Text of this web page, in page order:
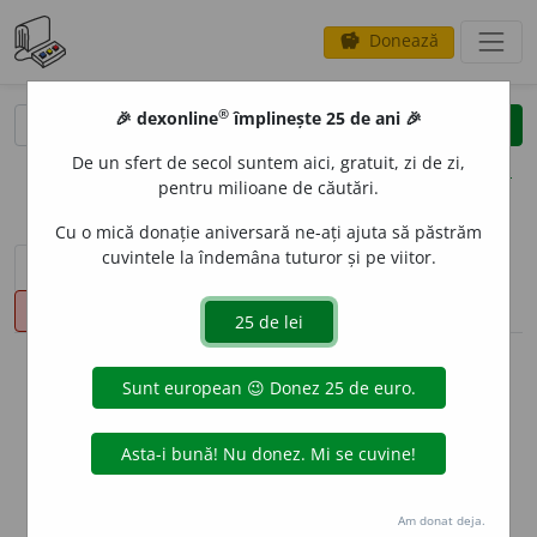
savings Donează
clear
opțiuni
sinteza definițiilor (1) definiții (19)
conjugări
info
Aceste definiții sunt compilate de
echipa dexonline. Definițiile
originale se află pe filadefiniții.
Puteți reordona filele pe pagina de
🎉 dexonline® împlinește 25 de ani 🎉
De un sfert de secol suntem aici, gratuit, zi de zi,
pentru milioane de căutări.
Cu o mică donație aniversară ne-ați ajuta să păstrăm
cuvintele la îndemâna tuturor și pe viitor.
Am donat deja.